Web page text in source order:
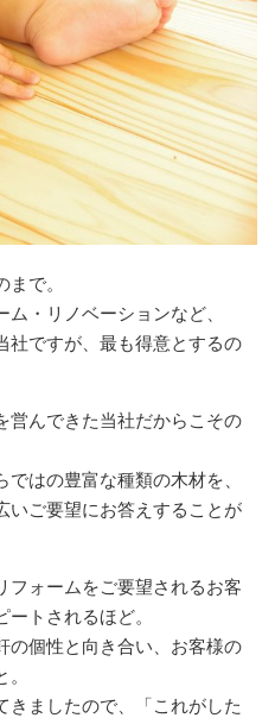
で。
・リノベーションなど、
社ですが、最も得意とするの
営んできた当社だからこその
はの豊富な種類の木材を、
いご要望にお答えすることが
フォームをご要望されるお客
トされるほど。
の個性と向き合い、お客様の
きましたので、「これがした